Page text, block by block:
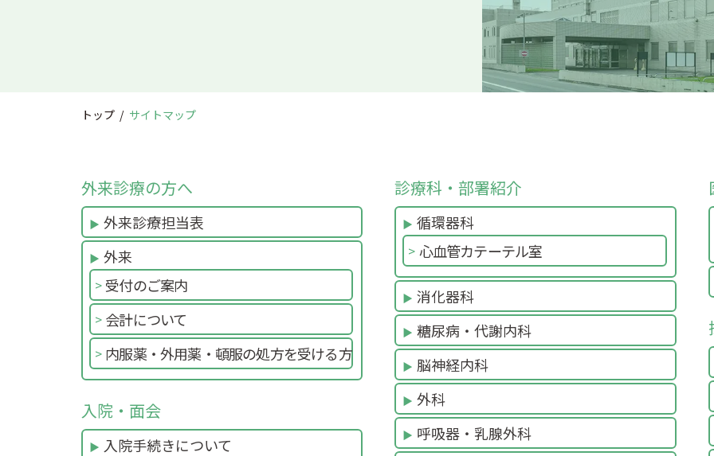
トップ サイトマップ
外来診療の方へ
外来診療担当表
外来
受付のご案内
会計について
内服薬・外用薬・頓服の処方を受ける方
入院・面会
入院手続きについて
診療科・部署紹介
循環器科
心血管カテーテル室
消化器科
糖尿病・代謝内科
脳神経内科
外科
呼吸器・乳腺外科